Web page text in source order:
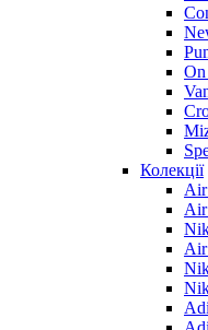
Колекції
Air
Air
Air